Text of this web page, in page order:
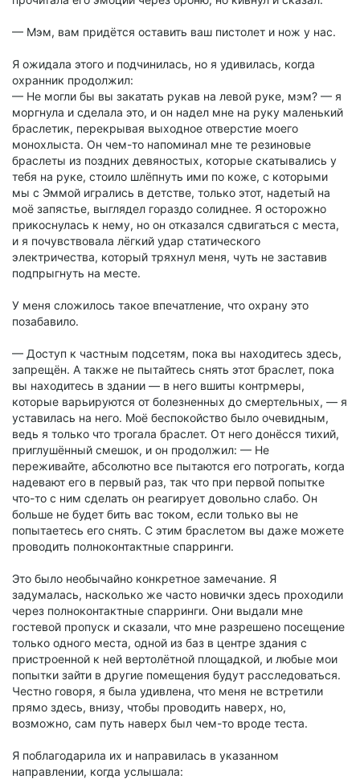
— Мэм, вам придётся оставить ваш пистолет и нож у нас.
Я ожидала этого и подчинилась, но я удивилась, когда
охранник продолжил:
— Не могли бы вы закатать рукав на левой руке, мэм? — я
моргнула и сделала это, и он надел мне на руку маленький
браслетик, перекрывая выходное отверстие моего
монохлыста. Он чем-то напоминал мне те резиновые
браслеты из поздних девяностых, которые скатывались у
тебя на руке, стоило шлёпнуть ими по коже, с которыми
мы с Эммой игрались в детстве, только этот, надетый на
моё запястье, выглядел гораздо солиднее. Я осторожно
прикоснулась к нему, но он отказался сдвигаться с места,
и я почувствовала лёгкий удар статического
электричества, который тряхнул меня, чуть не заставив
подпрыгнуть на месте.
У меня сложилось такое впечатление, что охрану это
позабавило.
— Доступ к частным подсетям, пока вы находитесь здесь,
запрещён. А также не пытайтесь снять этот браслет, пока
вы находитесь в здании — в него вшиты контрмеры,
которые варьируются от болезненных до смертельных, — я
уставилась на него. Моё беспокойство было очевидным,
ведь я только что трогала браслет. От него донёсся тихий,
приглушённый смешок, и он продолжил: — Не
переживайте, абсолютно все пытаются его потрогать, когда
надевают его в первый раз, так что при первой попытке
что-то с ним сделать он реагирует довольно слабо. Он
больше не будет бить вас током, если только вы не
попытаетесь его снять. С этим браслетом вы даже можете
проводить полноконтактные спарринги.
Это было необычайно конкретное замечание. Я
задумалась, насколько же часто новички здесь проходили
через полноконтактные спарринги. Они выдали мне
гостевой пропуск и сказали, что мне разрешено посещение
только одного места, одной из баз в центре здания с
пристроенной к ней вертолётной площадкой, и любые мои
попытки зайти в другие помещения будут расследоваться.
Честно говоря, я была удивлена, что меня не встретили
прямо здесь, внизу, чтобы проводить наверх, но,
возможно, сам путь наверх был чем-то вроде теста.
Я поблагодарила их и направилась в указанном
направлении, когда услышала: